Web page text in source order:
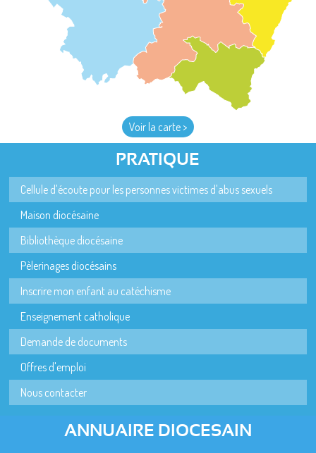
Voir la carte >
PRATIQUE
Cellule d'écoute pour les personnes victimes d'abus sexuels
Maison diocésaine
Bibliothèque diocésaine
Pèlerinages diocésains
Inscrire mon enfant au catéchisme
Enseignement catholique
Demande de documents
Offres d'emploi
Nous contacter
ANNUAIRE DIOCESAIN